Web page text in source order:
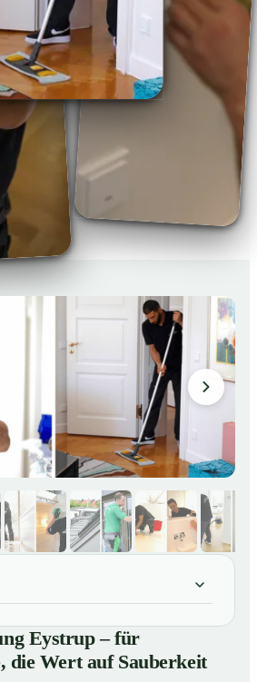
Eystrup – für Privathaushalte, die
legenEystrup – für
die Wert auf Sauberkeit